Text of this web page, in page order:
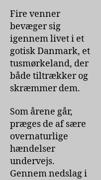
Fire venner
bevæger sig
igennem livet i et
gotisk Danmark, et
tusmørkeland, der
både tiltrækker og
skræmmer dem.
Som årene går,
præges de af sære
overnaturlige
hændelser
undervejs.
Gennem nedslag i